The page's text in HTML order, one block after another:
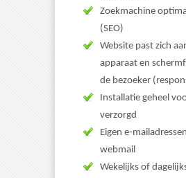
Zoekmachine
(SEO)
Website past zich
apparaat en
de bezoeker
Installatie geheel
verzorgd
Eigen e-
webmail
Wekelijks of